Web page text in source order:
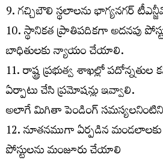
9. గచ్చిబౌలి స్థలాలను భాగ్యనగర్
10. స్థానికత ప్రాతిపదికగా అదనపు
బాధితులకు న్యాయం చేయాలి.
11. రాష్ట్ర ప్రభుత్వ శాఖల్లో
ఏర్పాటు చేసి ప్రమోషన్లు ఇవ్వాలి.
అలాగే మిగితా పెండింగ్
12. నూతనముగా ఏర్పడిన
పోస్టులను మంజూరు చేయాలి